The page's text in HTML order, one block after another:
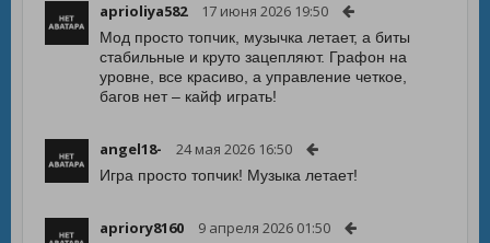
aprioliya582 17 июня 2026 19:50
Мод просто топчик, музычка летает, а биты
стабильные и круто зацепляют. Графон на
уровне, все красиво, а управление четкое,
багов нет – кайф играть!
angel18- 24 мая 2026 16:50
Игра просто топчик! Музыка летает!
apriory8160 9 апреля 2026 01:50